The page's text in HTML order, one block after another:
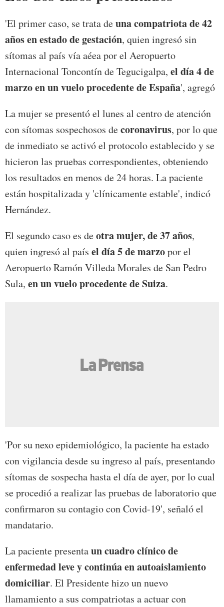
'El primer caso, se trata deuna compatriota de 42
años en estado de gestación, quien ingresó sin
sítomas al país vía aéea por el Aeropuerto
Internacional Toncontín de Tegucigalpa, el día 4 de
marzo en un vuelo procedente de España', agregó
La mujer se presentó el lunes al centro de atención
con sítomas sospechosos decoronavirus, por lo que
de inmediato se activó el protocolo establecido y se
hicieron las pruebas correspondientes, obteniendo
los resultados en menos de 24 horas. La paciente
están hospitalizada y 'clínicamente estable', indicó
Hernández.
El segundo caso es deotra mujer, de 37 años,
quien ingresó al país el día 5 de marzopor el
Aeropuerto Ramón Villeda Morales de San Pedro
Sula, en un vuelo procedente de Suiza.
'Por su nexo epidemiológico, la paciente ha estado
con vigilancia desde su ingreso al país, presentando
sítomas de sospecha hasta el día de ayer, por lo cual
se procedió a realizar las pruebas de laboratorio que
confirmaron su contagio con Covid-19', señaló el
mandatario.
La paciente presentaun cuadro clínico de
enfermedad leve y continúa en autoaislamiento
domiciliar. El Presidente hizo un nuevo
llamamiento a sus compatriotas a actuar con